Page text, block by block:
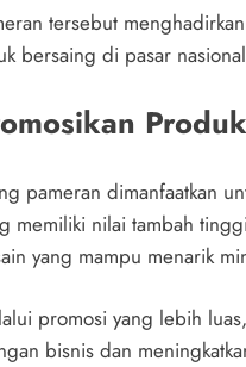
tersebut
bersaing di pasar
pameran dimanfaatkan
memiliki nilai tambah
yang mampu menarik
promosi yang lebih
bisnis dan